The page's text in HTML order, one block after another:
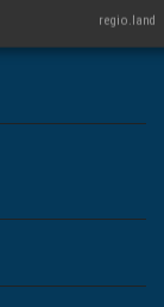
regio.land